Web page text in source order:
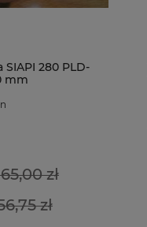
SIAPI 280 PLD-
mm
zł
zł